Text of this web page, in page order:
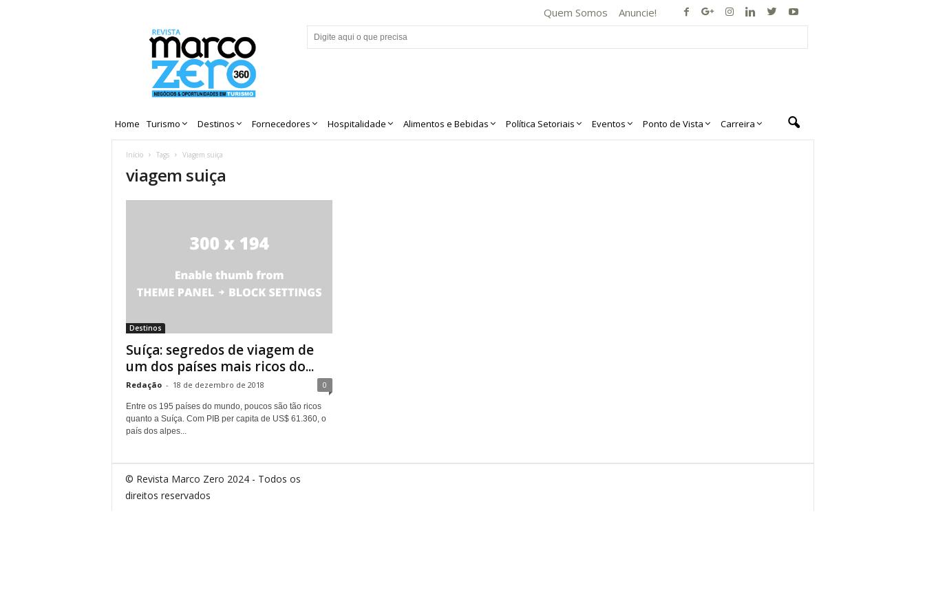
Quem Somos Anuncie!
Home Turismo Destinos Fornecedores Hospitalidade Alimentos e Bebidas Política Setoriais Eventos Ponto de Vista Carreira
Início Tags Viagem suiça
viagem suiça
Destinos
Suíça: segredos de viagem de
um dos países mais ricos do...
Redação - 18 de dezembro de 2018 0
Entre os 195 países do mundo, poucos são tão ricos
quanto a Suíça. Com PIB per capita de US$ 61.360, o
país dos alpes...
© Revista Marco Zero 2024 - Todos os
direitos reservados